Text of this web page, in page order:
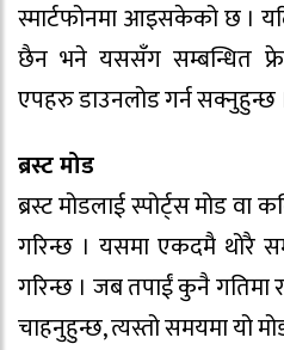
स्मार्टफोनमा आइसकेको छ ।
छैन भने यससँग सम्बन्धित
एपहरु डाउनलोड गर्न सक्नुहुन्छ
ब्रस्ट मोड
ब्रस्ट मोडलाई स्पोर्ट्स मोड वा
गरिन्छ । यसमा एकदमै थोरै
गरिन्छ । जब तपाईं कुनै गतिमा
चाहनुहुन्छ, त्यस्तो समयमा यो